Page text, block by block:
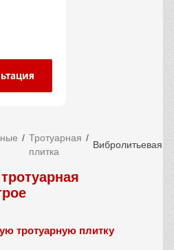
Тротуарная
плитка
Вибролитьевая
тротуарную плитку